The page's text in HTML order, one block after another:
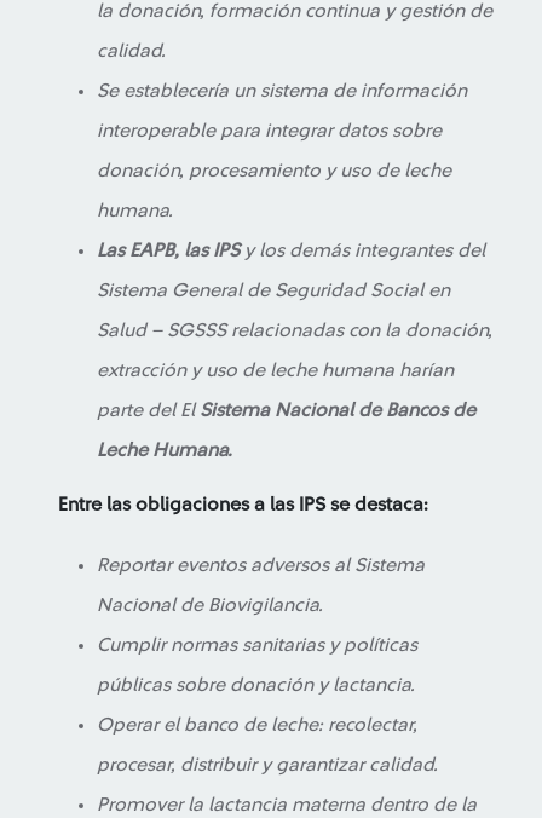
la donación, formación continua y gestión de
calidad.
Se establecería un sistema de información
interoperable para integrar datos sobre
donación, procesamiento y uso de leche
humana.
Las EAPB, las IPSy los demás integrantes del
Sistema General de Seguridad Social en
Salud – SGSSS relacionadas con la donación,
extracción y uso de leche humana harían
parte del ElSistema Nacional de Bancos de
Leche Humana.
Entre las obligaciones a las IPS se destaca:
Reportar eventos adversos al Sistema
Nacional de Biovigilancia.
Cumplir normas sanitarias y políticas
públicas sobre donación y lactancia.
Operar el banco de leche: recolectar,
procesar, distribuir y garantizar calidad.
Promover la lactancia materna dentro de la